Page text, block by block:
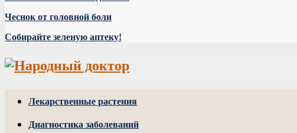
Чеснок от головной боли
Собирайте зеленую аптеку!
Лекарственные растения
Диагностика заболеваний